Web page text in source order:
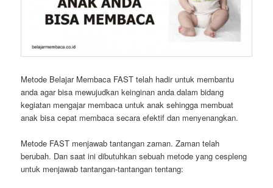
Metode Belajar Membaca FAST telah hadir untuk membantu
anda agar bisa mewujudkan keinginan anda dalam bidang
kegiatan mengajar membaca untuk anak sehingga membuat
anak bisa cepat membaca secara efektif dan menyenangkan.
Metode FAST menjawab tantangan zaman. Zaman telah
berubah. Dan saat ini dibutuhkan sebuah metode yang cespleng
untuk menjawab tantangan-tantangan tentang: